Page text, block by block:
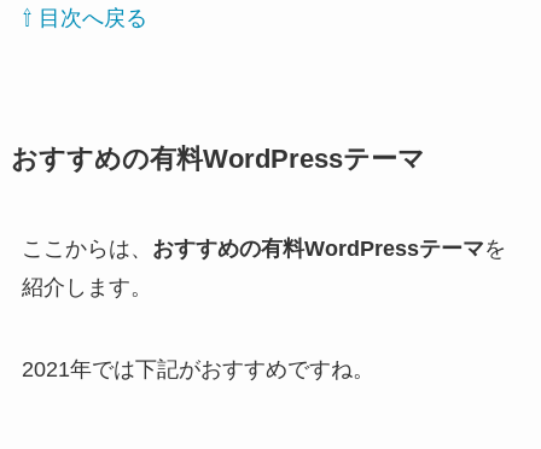
⇧ 目次へ戻る
おすすめの有料WordPressテーマ
ここからは、 おすすめの有料WordPressテーマを
紹介します。
2021年では下記がおすすめですね。